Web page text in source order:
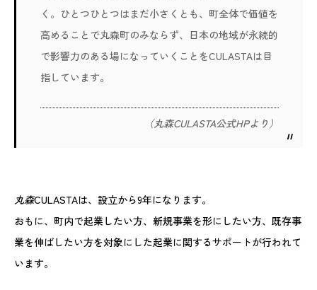
く。ひとつひとつはまだ小さくとも、町全体で価値を
高めることで丸森町のみならず、日本の地域が永続的
で影響力のある場になっていくことをCULASTAは目
指しています。
（丸森CULASTA公式HPより）
丸森CULASTAは、設立から9年になります。
おもに、町内で起業したい方、新規事業を形にしたい方、既存事
業を伸ばしたい方を対象にした起業に関するサポートが行われて
います。